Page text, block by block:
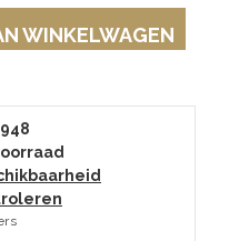
WINKELWAGEN